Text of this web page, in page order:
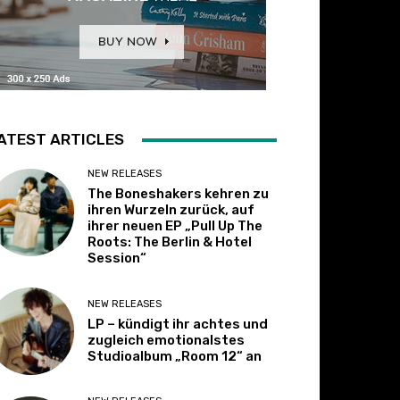
ARTICLES
NEW RELEASES
The Boneshakers kehren zu
ihren Wurzeln zurück, auf
ihrer neuen EP „Pull Up The
Roots: The Berlin & Hotel
Session“
NEW RELEASES
LP – kündigt ihr achtes und
zugleich emotionalstes
Studioalbum „Room 12“ an